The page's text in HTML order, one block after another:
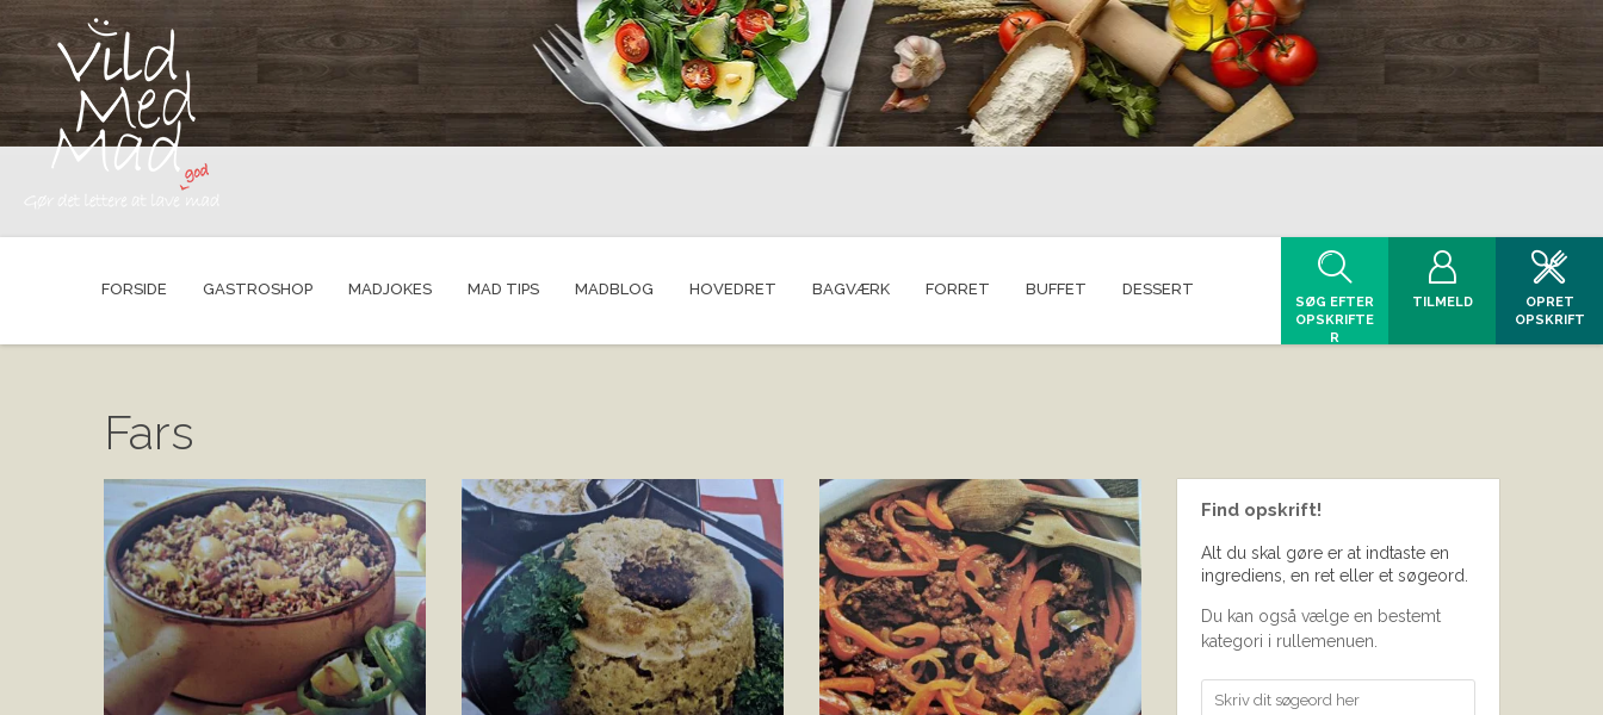
FORSIDE GASTROSHOP MADJOKES MAD TIPS MADBLOG HOVEDRET BAGVÆRK FORRET BUFFET DESSERT
SØG EFTER
OPSKRIFTE
R
TILMELD
OPRET
OPSKRIFT
Fars
Find opskrift!
Alt du skal gøre er at indtaste en
ingrediens, en ret eller et søgeord.
Du kan også vælge en bestemt
kategori i rullemenuen.